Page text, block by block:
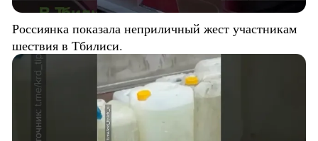
Россиянка показала неприличный жест участникам
шествия в Тбилиси.